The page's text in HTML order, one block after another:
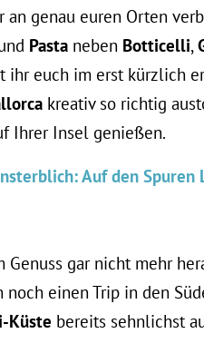
an genau euren Orten
Pasta neben Botticelli,
ihr euch im erst kürzlich
kreativ so richtig
Ihrer Insel genießen.
Auf den Spuren
Genuss gar nicht mehr
noch einen Trip in den
Küste bereits sehnlichst